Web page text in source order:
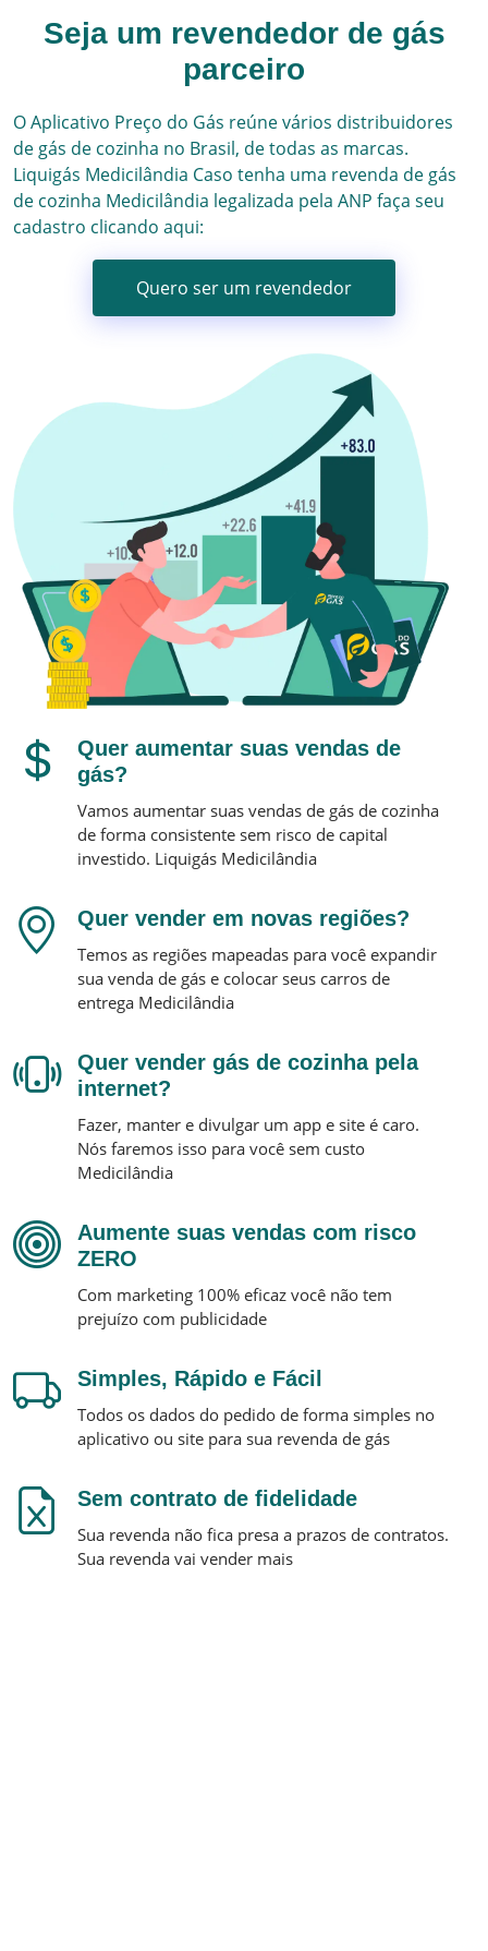
Seja um revendedor de gás
parceiro
O Aplicativo Preço do Gás reúne vários distribuidores
de gás de cozinha no Brasil, de todas as marcas.
Liquigás Medicilândia Caso tenha uma revenda de gás
de cozinha Medicilândia legalizada pela ANP faça seu
cadastro clicando aqui:
Quero ser um revendedor
Quer aumentar suas vendas de
gás?
Vamos aumentar suas vendas de gás de cozinha
de forma consistente sem risco de capital
investido. Liquigás Medicilândia
Quer vender em novas regiões?
Temos as regiões mapeadas para você expandir
sua venda de gás e colocar seus carros de
entrega Medicilândia
Quer vender gás de cozinha pela
internet?
Fazer, manter e divulgar um app e site é caro.
Nós faremos isso para você sem custo
Medicilândia
Aumente suas vendas com risco
ZERO
Com marketing 100% eficaz você não tem
prejuízo com publicidade
Simples, Rápido e Fácil
Todos os dados do pedido de forma simples no
aplicativo ou site para sua revenda de gás
Sem contrato de fidelidade
Sua revenda não fica presa a prazos de contratos.
Sua revenda vai vender mais